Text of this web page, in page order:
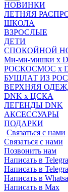
НОВИНКИ
ЛЕТНЯЯ
ШКОЛА
ВЗРОСЛЫЕ
ДЕТИ
СПОКОЙНОЙ
Ми-ми-мишки x
РОСКОСМОС x
БУШЛАТ ИЗ
ВЕРХНЯЯ
DNK x ЦСКА
ЛЕГЕНДЫ DNK
АКСЕССУАРЫ
ПОДАРКИ
Связаться с нами
Связаться с нами
Позвонить нам
Написать в
Написать в
Написать в
Написать в Max